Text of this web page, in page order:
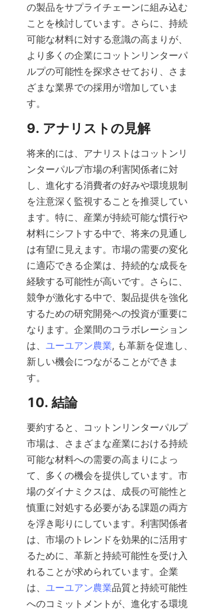
の製品をサプライチェーンに組み込む
ことを検討しています。さらに、持続
可能な材料に対する意識の高まりが、
より多くの企業にコットンリンターパ
ルプの可能性を探求させており、さま
ざまな業界での採用が増加していま
す。
9. アナリストの見解
将来的には、アナリストはコットンリ
ンターパルプ市場の利害関係者に対
し、進化する消費者の好みや環境規制
を注意深く監視することを推奨してい
ます。特に、産業が持続可能な慣行や
材料にシフトする中で、将来の見通し
は有望に見えます。市場の需要の変化
に適応できる企業は、持続的な成長を
経験する可能性が高いです。さらに、
競争が激化する中で、製品提供を強化
するための研究開発への投資が重要に
なります。企業間のコラボレーション
は、 ユーユアン農業, も革新を促進し、
新しい機会につながることができま
す。
10. 結論
要約すると、コットンリンターパルプ
市場は、さまざまな産業における持続
可能な材料への需要の高まりによっ
て、多くの機会を提供しています。市
場のダイナミクスは、成長の可能性と
慎重に対処する必要がある課題の両方
を浮き彫りにしています。利害関係者
は、市場のトレンドを効果的に活用す
るために、革新と持続可能性を受け入
れることが求められています。企業
は、 ユーユアン農業品質と持続可能性
へのコミットメントが、進化する環境